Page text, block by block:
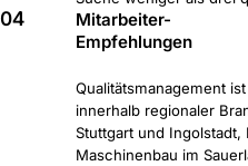
04
Mitarbeiter-
Empfehlungen
Qualitätsmanagement
innerhalb regionaler
Stuttgart und
Maschinenbau im